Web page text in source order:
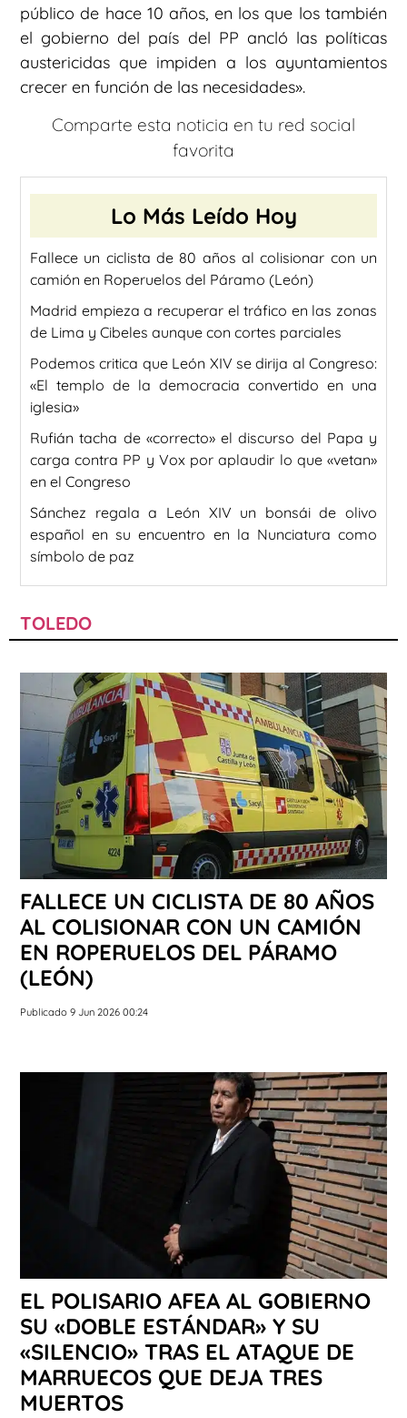
público de hace 10 años, en los que los también
el gobierno del país del PP ancló las políticas
austericidas que impiden a los ayuntamientos
crecer en función de las necesidades».
Comparte esta noticia en tu red social
favorita
Lo Más Leído Hoy
Fallece un ciclista de 80 años al colisionar con un
camión en Roperuelos del Páramo (León)
Madrid empieza a recuperar el tráfico en las zonas
de Lima y Cibeles aunque con cortes parciales
Podemos critica que León XIV se dirija al Congreso:
«El templo de la democracia convertido en una
iglesia»
Rufián tacha de «correcto» el discurso del Papa y
carga contra PP y Vox por aplaudir lo que «vetan»
en el Congreso
Sánchez regala a León XIV un bonsái de olivo
español en su encuentro en la Nunciatura como
símbolo de paz
TOLEDO
FALLECE UN CICLISTA DE 80 AÑOS
AL COLISIONAR CON UN CAMIÓN
EN ROPERUELOS DEL PÁRAMO
(LEÓN)
Publicado 9 Jun 2026 00:24
EL POLISARIO AFEA AL GOBIERNO
SU «DOBLE ESTÁNDAR» Y SU
«SILENCIO» TRAS EL ATAQUE DE
MARRUECOS QUE DEJA TRES
MUERTOS